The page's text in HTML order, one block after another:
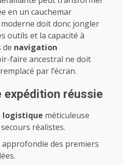
en un cauchemar
doit donc jongler
outils et la capacité à
de navigation
faire ancestral ne doit
par l’écran.
expédition réussie
logistique méticuleuse
réalistes.
approfondie des premiers